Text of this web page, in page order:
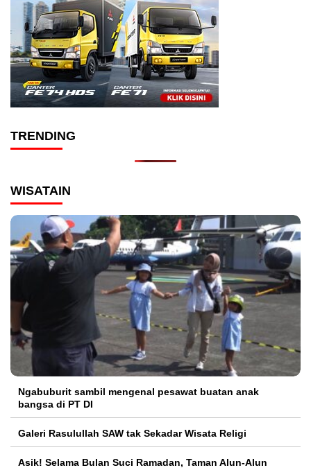
TRENDING
WISATAIN
Ngabuburit sambil mengenal pesawat buatan anak
bangsa di PT DI
Galeri Rasulullah SAW tak Sekadar Wisata Religi
Asik! Selama Bulan Suci Ramadan, Taman Alun-Alun